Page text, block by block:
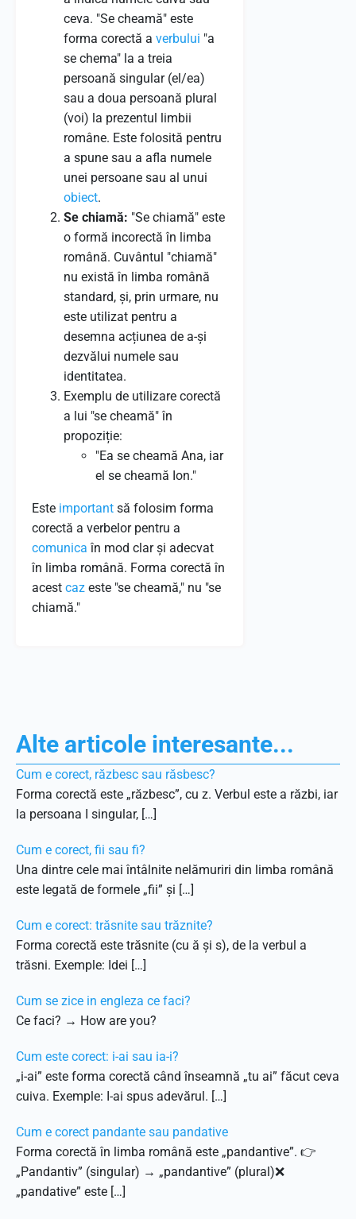
ceva. "Se cheamă" este
forma corectă a verbului "a
se chema" la a treia
persoană singular (el/ea)
sau a doua persoană plural
(voi) la prezentul limbii
române. Este folosită pentru
a spune sau a afla numele
unei persoane sau al unui
obiect.
Se chiamă: "Se chiamă" este
o formă incorectă în limba
română. Cuvântul "chiamă"
nu există în limba română
standard, și, prin urmare, nu
este utilizat pentru a
desemna acțiunea de a-și
dezvălui numele sau
identitatea.
Exemplu de utilizare corectă
a lui "se cheamă" în
propoziție:
"Ea se cheamă Ana, iar
el se cheamă Ion."
Este important să folosim forma
corectă a verbelor pentru a
comunica în mod clar și adecvat
în limba română. Forma corectă în
acest caz este "se cheamă," nu "se
chiamă."
Alte articole interesante...
Cum e corect, răzbesc sau răsbesc?
Forma corectă este „răzbesc”, cu z. Verbul este a răzbi, iar
la persoana I singular, […]
Cum e corect, fii sau fi?
Una dintre cele mai întâlnite nelămuriri din limba română
este legată de formele „fii” și […]
Cum e corect: trăsnite sau trăznite?
Forma corectă este trăsnite (cu ă și s), de la verbul a
trăsni. Exemple: Idei […]
Cum se zice in engleza ce faci?
Ce faci? → How are you?
Cum este corect: i-ai sau ia-i?
„i-ai” este forma corectă când înseamnă „tu ai” făcut ceva
cuiva. Exemple: I-ai spus adevărul. […]
Cum e corect pandante sau pandative
Forma corectă în limba română este „pandantive”. 👉
„Pandantiv” (singular) → „pandantive” (plural)❌
„pandative” este […]